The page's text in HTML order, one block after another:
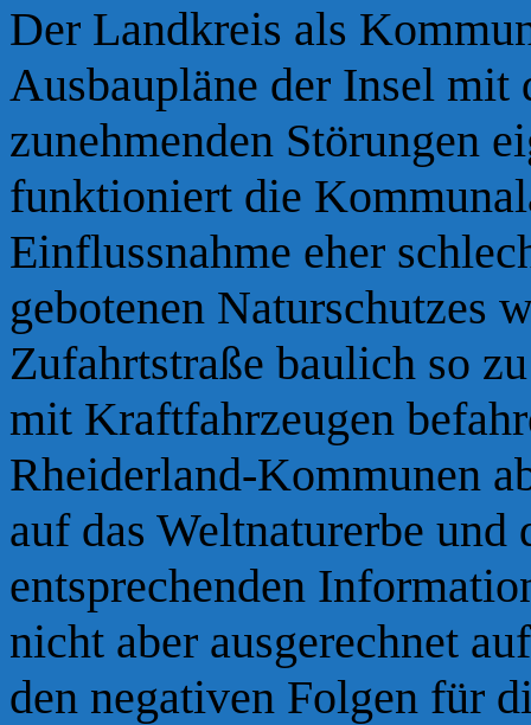
Der Landkreis als
Ausbaupläne der Insel mit
zunehmenden Störungen
funktioniert die
Einflussnahme eher
gebotenen Naturschutzes
Zufahrtstraße baulich so
mit Kraftfahrzeugen
Rheiderland-Kommunen
auf das Weltnaturerbe
entsprechenden
nicht aber ausgerechnet
den negativen Folgen für